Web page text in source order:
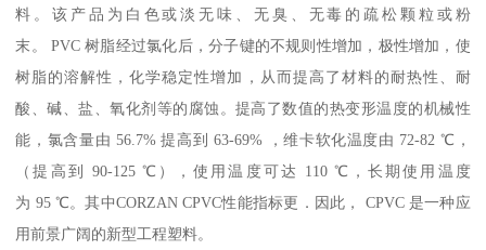
料。该产品为白色或淡无味、无臭、无毒的疏松颗粒或粉
末。 PVC 树脂经过氯化后，分子键的不规则性增加，极性增加，使
树脂的溶解性，化学稳定性增加，从而提高了材料的耐热性、耐
酸、碱、盐、氧化剂等的腐蚀。提高了数值的热变形温度的机械性
能，氯含量由 56.7% 提高到 63-69% ，维卡软化温度由 72-82 ℃，
（提高到 90-125 ℃），使用温度可达 110 ℃，长期使用温度
为 95 ℃。其中CORZAN CPVC性能指标更．因此， CPVC 是一种应
用前景广阔的新型工程塑料。